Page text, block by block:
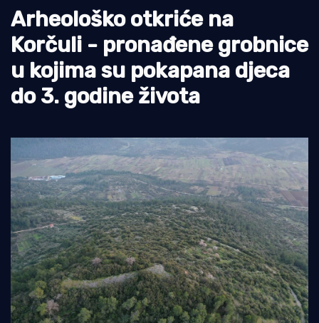
Pomorstvo
Ribolov
Ekologija
Tradicija i kultura
Arheološko otkriće na
Korčuli - pronađene grobnice
u kojima su pokapana djeca
do 3. godine života